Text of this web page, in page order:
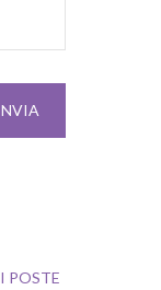
POSTE